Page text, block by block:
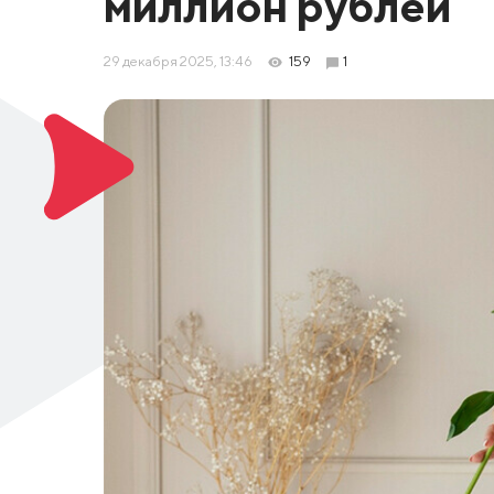
29 декабря 2025, 13:46 159 1